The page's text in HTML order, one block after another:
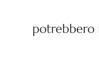
potrebbero